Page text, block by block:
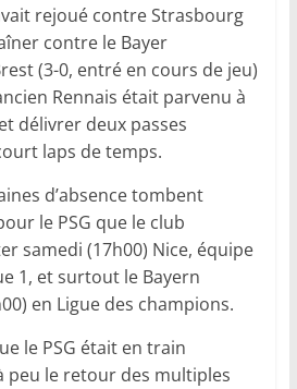
rejoué contre Strasbourg
contre le Bayer
(3-0, entré en cours de jeu)
Rennais était parvenu à
délivrer deux passes
laps de temps.
d’absence tombent
le PSG que le club
samedi (17h00) Nice, équipe
1, et surtout le Bayern
en Ligue des champions.
le PSG était en train
peu le retour des multiples